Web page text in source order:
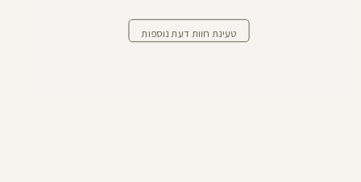
טעינת חוות דעת נוספות